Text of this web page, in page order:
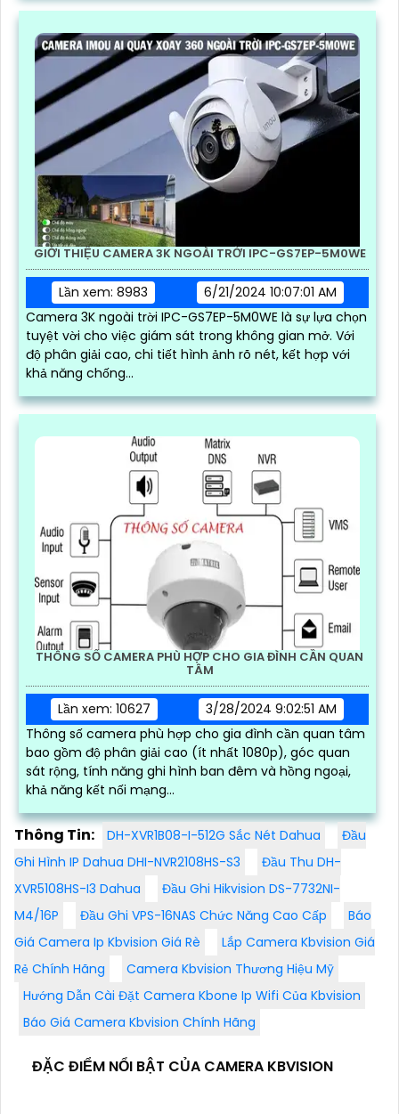
GIỚI THIỆU CAMERA 3K NGOÀI TRỜI IPC-GS7EP-5M0WE
Lần xem: 8983
6/21/2024 10:07:01 AM
Camera 3K ngoài trời IPC-GS7EP-5M0WE là sự lựa chọn
tuyệt vời cho việc giám sát trong không gian mở. Với
độ phân giải cao, chi tiết hình ảnh rõ nét, kết hợp với
khả năng chống...
THÔNG SỐ CAMERA PHÙ HỢP CHO GIA ĐÌNH CẦN QUAN
TÂM
Lần xem: 10627
3/28/2024 9:02:51 AM
Thông số camera phù hợp cho gia đình cần quan tâm
bao gồm độ phân giải cao (ít nhất 1080p), góc quan
sát rộng, tính năng ghi hình ban đêm và hồng ngoại,
khả năng kết nối mạng...
Thông Tin: DH-XVR1B08-I-512G Sắc Nét Dahua
Đầu
Ghi Hình IP Dahua DHI-NVR2108HS-S3
Đầu Thu DH-
XVR5108HS-I3 Dahua
Đầu Ghi Hikvision DS-7732NI-
M4/16P
Đầu Ghi VPS-16NAS Chức Năng Cao Cấp
Báo
Giá Camera Ip Kbvision Giá Rè
Lắp Camera Kbvision Giá
Rẻ Chính Hãng
Camera Kbvision Thương Hiệu Mỹ
Hướng Dẫn Cài Đặt Camera Kbone Ip Wifi Của Kbvision
Báo Giá Camera Kbvision Chính Hãng
ĐẶC ĐIỂM NỔI BẬT CỦA CAMERA KBVISION